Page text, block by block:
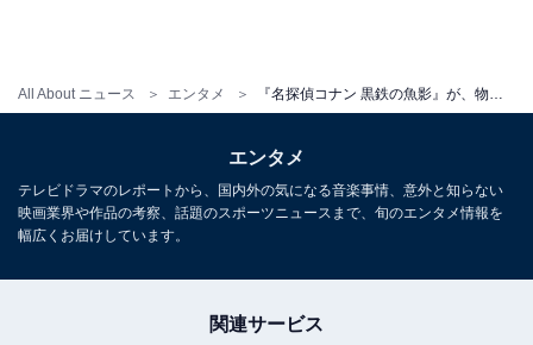
All About ニュース エンタメ
エンタメ
テレビドラマのレポートから、国内外の気になる音楽事情、意外と知らない
映画業界や作品の考察、話題のスポーツニュースまで、旬のエンタメ情報を
幅広くお届けしています。
関連サービス